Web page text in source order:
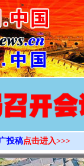
>
投稿点击进入>>>